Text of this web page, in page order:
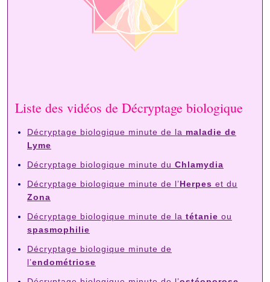
Liste des vidéos de Décryptage biologique
Décryptage biologique minute de la maladie de
Lyme
Décryptage biologique minute du Chlamydia
Décryptage biologique minute de l’Herpes et du
Zona
Décryptage biologique minute de la tétanie ou
spasmophilie
Décryptage biologique minute de
l’endométriose